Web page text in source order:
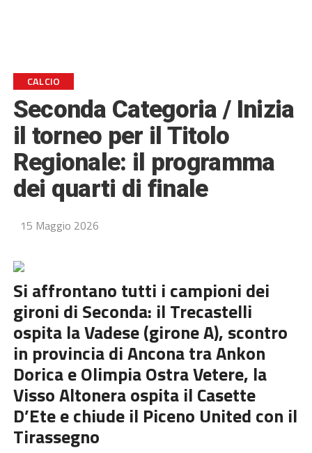
CALCIO
Seconda Categoria / Inizia
il torneo per il Titolo
Regionale: il programma
dei quarti di finale
15 Maggio 2026
Si affrontano tutti i campioni dei
gironi di Seconda: il Trecastelli
ospita la Vadese (girone A), scontro
in provincia di Ancona tra Ankon
Dorica e Olimpia Ostra Vetere, la
Visso Altonera ospita il Casette
D’Ete e chiude il Piceno United con il
Tirassegno